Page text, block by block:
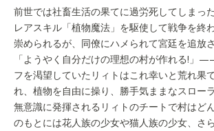
前世では社畜生活の果てに過労死してしまっ
レアスキル「植物魔法」を駆使して戦争を終
崇められるが、同僚にハメられて宮廷を追放
「ようやく自分だけの理想の村が作れる!」
フを渇望していたリィトはこれ幸いと荒れ果
れ、植物を自由に操り、勝手気ままなスロー
無意識に発揮されるリィトのチートで村はど
のもとには花人族の少女や猫人族の少女、さ